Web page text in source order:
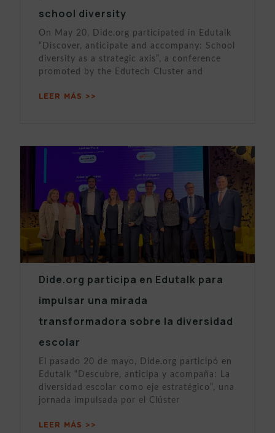
school diversity
On May 20, Dide.org participated in Edutalk
“Discover, anticipate and accompany: School
diversity as a strategic axis”, a conference
promoted by the Edutech Cluster and
LEER MÁS >>
Dide.org participa en Edutalk para
impulsar una mirada
transformadora sobre la diversidad
escolar
El pasado 20 de mayo, Dide.org participó en
Edutalk “Descubre, anticipa y acompaña: La
diversidad escolar como eje estratégico”, una
jornada impulsada por el Clúster
LEER MÁS >>